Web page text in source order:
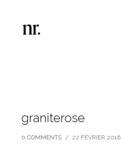
graniterose
0 COMMENTS / 22 FÉVRIER 2016